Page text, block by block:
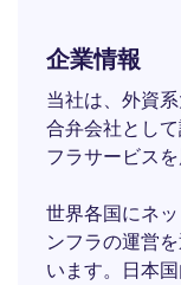
企業情報
当社は、外資
合弁会社とし
フラサービスを
世界各国にネ
ンフラの運営
います。日本